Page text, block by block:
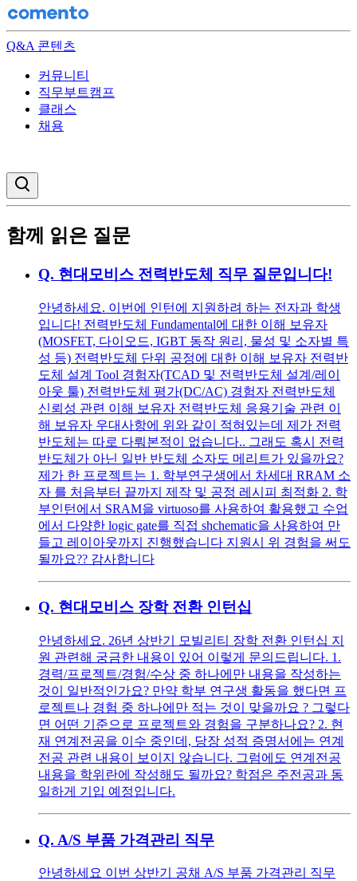
Q&A 콘텐츠
커뮤니티
직무부트캠프
클래스
채용
함께 읽은 질문
Q. 현대모비스 전력반도체 직무 질문입니다!
안녕하세요. 이번에 인턴에 지원하려 하는 전자과 학생
입니다! 전력반도체 Fundamental에 대한 이해 보유자
(MOSFET, 다이오드, IGBT 동작 원리, 물성 및 소자별 특
성 등) 전력반도체 단위 공정에 대한 이해 보유자 전력반
도체 설계 Tool 경험자(TCAD 및 전력반도체 설계/레이
아웃 툴) 전력반도체 평가(DC/AC) 경험자 전력반도체
신뢰성 관련 이해 보유자 전력반도체 응용기술 관련 이
해 보유자 우대사항에 위와 같이 적혀있는데 제가 전력
반도체는 따로 다뤄본적이 없습니다.. 그래도 혹시 전력
반도체가 아닌 일반 반도체 소자도 메리트가 있을까요?
제가 한 프로젝트는 1. 학부연구생에서 차세대 RRAM 소
자 를 처음부터 끝까지 제작 및 공정 레시피 최적화 2. 학
부인턴에서 SRAM을 virtuoso를 사용하여 활용했고 수업
에서 다양한 logic gate를 직접 shchematic을 사용하여 만
들고 레이아웃까지 진행했습니다 지원시 위 경험을 써도
될까요?? 감사합니다
Q. 현대모비스 장학 전환 인턴십
안녕하세요. 26년 상반기 모빌리티 장학 전환 인턴십 지
원 관련해 궁금한 내용이 있어 이렇게 문의드립니다. 1.
경력/프로젝트/경험/수상 중 하나에만 내용을 작성하는
것이 일반적인가요? 만약 학부 연구생 활동을 했다면 프
로젝트나 경험 중 하나에만 적는 것이 맞을까요 ? 그렇다
면 어떤 기준으로 프로젝트와 경험을 구분하나요? 2. 현
재 연계전공을 이수 중인데, 당장 성적 증명서에는 연계
전공 관련 내용이 보이지 않습니다. 그럼에도 연계전공
내용을 학위란에 작성해도 될까요? 학점은 주전공과 동
일하게 기입 예정입니다.
Q. A/S 부품 가격관리 직무
안녕하세요 이번 상반기 공채 A/S 부품 가격관리 직무